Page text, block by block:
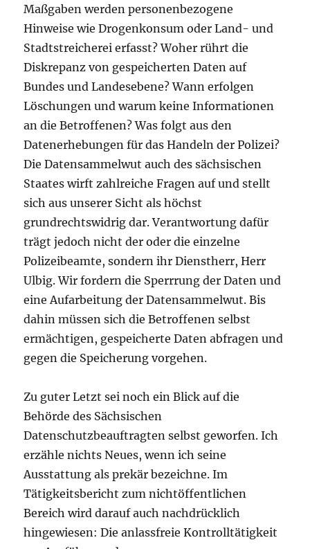
Maßgaben werden personenbezogene
Hinweise wie Drogenkonsum oder Land- und
Stadtstreicherei erfasst? Woher rührt die
Diskrepanz von gespeicherten Daten auf
Bundes und Landesebene? Wann erfolgen
Löschungen und warum keine Informationen
an die Betroffenen? Was folgt aus den
Datenerhebungen für das Handeln der Polizei?
Die Datensammelwut auch des sächsischen
Staates wirft zahlreiche Fragen auf und stellt
sich aus unserer Sicht als höchst
grundrechtswidrig dar. Verantwortung dafür
trägt jedoch nicht der oder die einzelne
Polizeibeamte, sondern ihr Dienstherr, Herr
Ulbig. Wir fordern die Sperrrung der Daten und
eine Aufarbeitung der Datensammelwut. Bis
dahin müssen sich die Betroffenen selbst
ermächtigen, gespeicherte Daten abfragen und
gegen die Speicherung vorgehen.
Zu guter Letzt sei noch ein Blick auf die
Behörde des Sächsischen
Datenschutzbeauftragten selbst geworfen. Ich
erzähle nichts Neues, wenn ich seine
Ausstattung als prekär bezeichne. Im
Tätigkeitsbericht zum nichtöffentlichen
Bereich wird darauf auch nachdrücklich
hingewiesen: Die anlassfreie Kontrolltätigkeit